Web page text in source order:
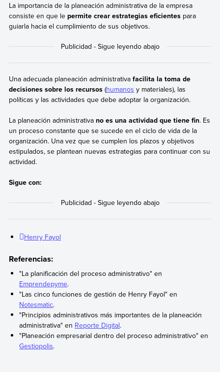
La importancia de la planeación administrativa de la empresa
consiste en que le permite crear estrategias eficientespara
guiarla hacia el cumplimiento de sus objetivos.
Una adecuada planeación administrativafacilita la toma de
decisiones sobre los recursos(humanos y materiales), las
políticas y las actividades que debe adoptar la organización.
La planeación administrativa no es una actividad que tiene fin. Es
un proceso constante que se sucede en el ciclo de vida de la
organización. Una vez que se cumplen los plazos y objetivos
estipulados, se plantean nuevas estrategias para continuar con su
actividad.
Sigue con:
Henry Fayol
Referencias:
"La planificación del proceso administrativo" en
Emprendepyme.
"Las cinco funciones de gestión de Henry Fayol" en
Notesmatic.
"Principios administrativos más importantes de la planeación
administrativa" en Reporte Digital.
"Planeación empresarial dentro del proceso administrativo" en
Gestiopolis.